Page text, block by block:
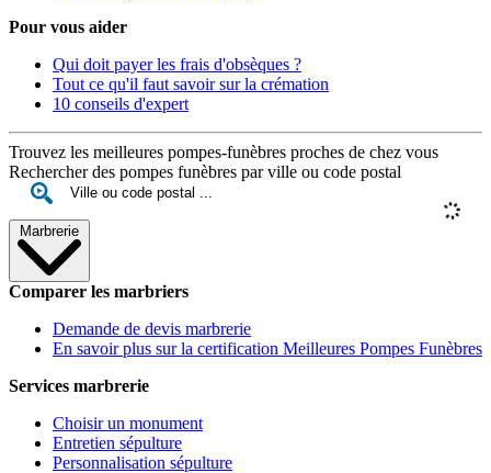
Pour vous aider
Qui doit payer les frais d'obsèques ?
Tout ce qu'il faut savoir sur la crémation
10 conseils d'expert
Trouvez les meilleures pompes-funèbres proches de chez vous
Rechercher des pompes funèbres par ville ou code postal
Marbrerie
Comparer les marbriers
Demande de devis marbrerie
En savoir plus sur la certification Meilleures Pompes Funèbres
Services marbrerie
Choisir un monument
Entretien sépulture
Personnalisation sépulture